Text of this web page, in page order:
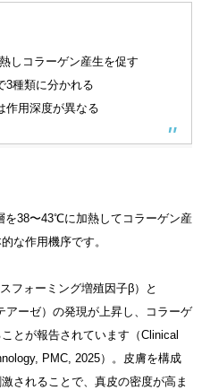
しコラーゲン産生を促す
3種類に分かれる
作用深度が異なる
を38〜43℃に加熱してコラーゲン産
な作用機序です。
フォーミング増殖因子β）と
アーゼ）の発現が上昇し、コラーゲ
とが報告されています（Clinical
PMC, 2025）。皮膚を構成
されることで、真皮の密度が高ま